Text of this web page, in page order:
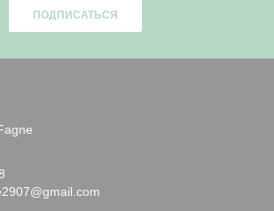
ПОДПИСАТЬСЯ
в новом окне))